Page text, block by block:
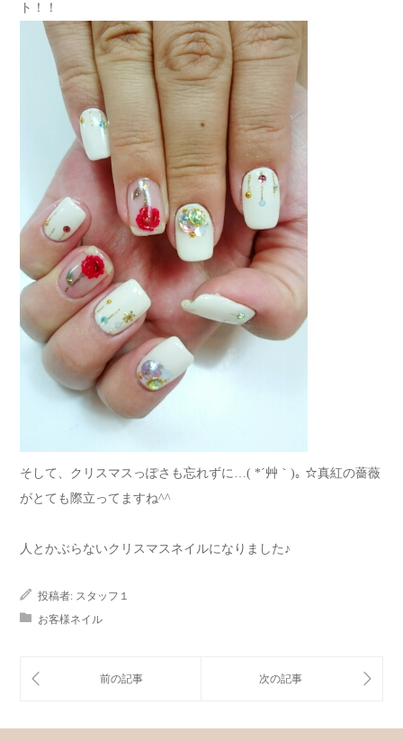
ト！！
そして、クリスマスっぽさも忘れずに…( *´艸｀)｡ ☆真紅の薔薇
がとても際立ってますね^^
人とかぶらないクリスマスネイルになりました♪
投稿者: スタッフ１
お客様ネイル